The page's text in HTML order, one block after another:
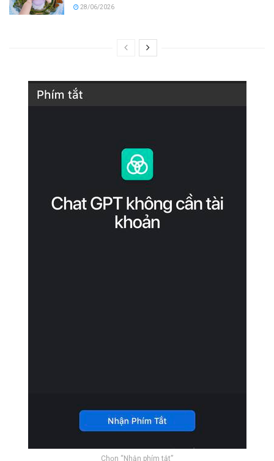
28/06/2026
Chọn “Nhận phím tắt”